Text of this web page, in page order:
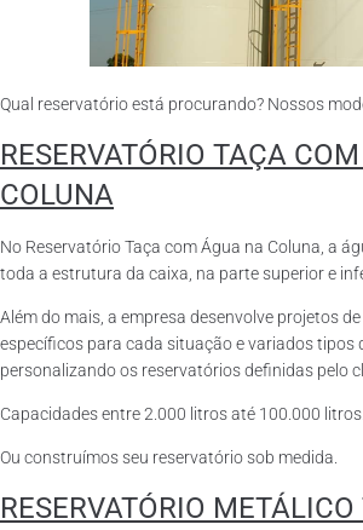
Qual reservatório está procurando? Nossos
RESERVATÓRIO TAÇA
COLUNA
No Reservatório Taça com Água na Coluna, a
toda a estrutura da caixa, na parte superior e
Além do mais, a empresa desenvolve projetos
específicos para cada situação e variados tipos
personalizando os reservatórios definidas pelo
Capacidades entre 2.000 litros até 100.000 litros.
Ou construímos seu reservatório sob medida.
RESERVATÓRIO